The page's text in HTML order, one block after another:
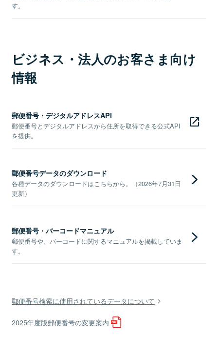
す。
ビジネス・法人のお客さま向け
情報
郵便番号・デジタルアドレスAPI
郵便番号とデジタルアドレスから住所を取得できる公式API
を提供。
郵便番号データのダウンロード
各種データのダウンロードはこちらから。（2026年7月31日
更新）
郵便番号・バーコードマニュアル
郵便番号や、バーコードに関するマニュアルを掲載していま
す。
郵便番号検索に使用されているデータについて
2025年度版郵便番号の変更案内